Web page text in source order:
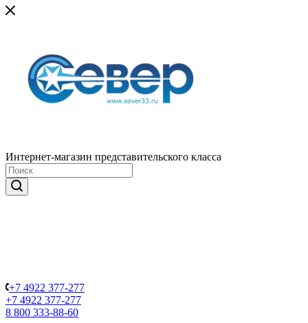
Интернет-магазин представительского класса
+7 4922 377-277
+7 4922 377-277
8 800 333-88-60